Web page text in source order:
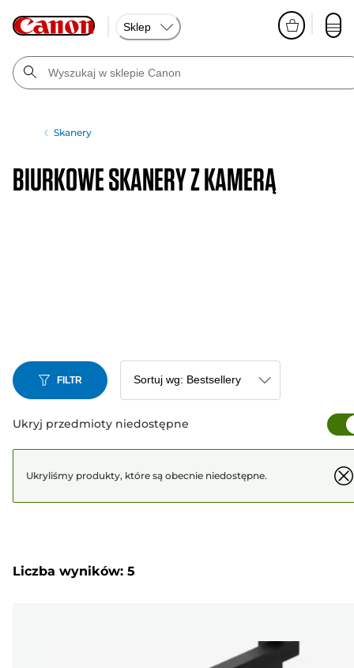
Sklep
Skanery
Biurkowe skanery z kamerą
FILTR
Ukryj przedmioty niedostępne
Ukryliśmy produkty, które są obecnie niedostępne.
Liczba wyników: 5